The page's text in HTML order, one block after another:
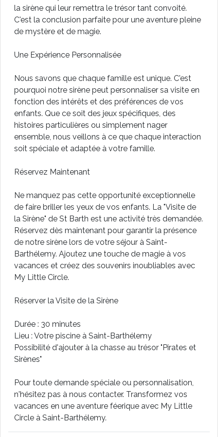
la sirène qui leur remettra le trésor tant convoité.
C'est la conclusion parfaite pour une aventure pleine
de mystère et de magie.
Une Expérience Personnalisée
Nous savons que chaque famille est unique. C'est
pourquoi notre sirène peut personnaliser sa visite en
fonction des intérêts et des préférences de vos
enfants. Que ce soit des jeux spécifiques, des
histoires particulières ou simplement nager
ensemble, nous veillons à ce que chaque interaction
soit spéciale et adaptée à votre famille.
Réservez Maintenant
Ne manquez pas cette opportunité exceptionnelle
de faire briller les yeux de vos enfants. La "Visite de
la Sirène" de St Barth est une activité très demandée.
Réservez dès maintenant pour garantir la présence
de notre sirène lors de votre séjour à Saint-
Barthélemy. Ajoutez une touche de magie à vos
vacances et créez des souvenirs inoubliables avec
My Little Circle.
Réserver la Visite de la Sirène
Durée : 30 minutes
Lieu : Votre piscine à Saint-Barthélemy
Possibilité d'ajouter à la chasse au trésor "Pirates et
Sirènes"
Pour toute demande spéciale ou personnalisation,
n'hésitez pas à nous contacter. Transformez vos
vacances en une aventure féerique avec My Little
Circle à Saint-Barthélemy.